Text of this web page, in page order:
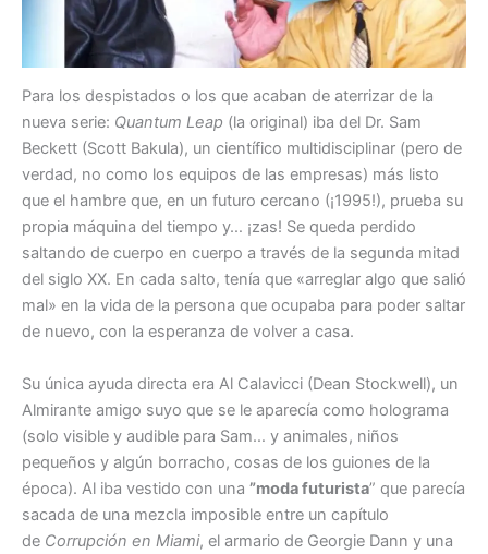
Para los despistados o los que acaban de aterrizar de la
nueva serie: Quantum Leap (la original) iba del Dr. Sam
Beckett (Scott Bakula), un científico multidisciplinar (pero de
verdad, no como los equipos de las empresas) más listo
que el hambre que, en un futuro cercano (¡1995!), prueba su
propia máquina del tiempo y… ¡zas! Se queda perdido
saltando de cuerpo en cuerpo a través de la segunda mitad
del siglo XX. En cada salto, tenía que «arreglar algo que salió
mal» en la vida de la persona que ocupaba para poder saltar
de nuevo, con la esperanza de volver a casa.
Su única ayuda directa era Al Calavicci (Dean Stockwell), un
Almirante amigo suyo que se le aparecía como holograma
(solo visible y audible para Sam… y animales, niños
pequeños y algún borracho, cosas de los guiones de la
época). Al iba vestido con una ”moda futurista” que parecía
sacada de una mezcla imposible entre un capítulo
de Corrupción en Miami, el armario de Georgie Dann y una